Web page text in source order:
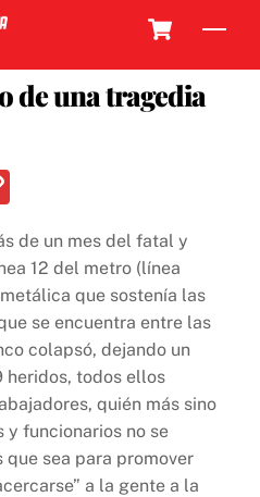
de una tragedia
p
y
Li
n
k
de un mes del fatal y
12 del metro (línea
que sostenía las
se encuentra entre las
colapsó, dejando un
heridos, todos ellos
quién más sino
funcionarios no se
que sea para promover
a la gente a la